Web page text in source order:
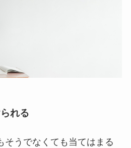
れる
そうでなくても当てはまる